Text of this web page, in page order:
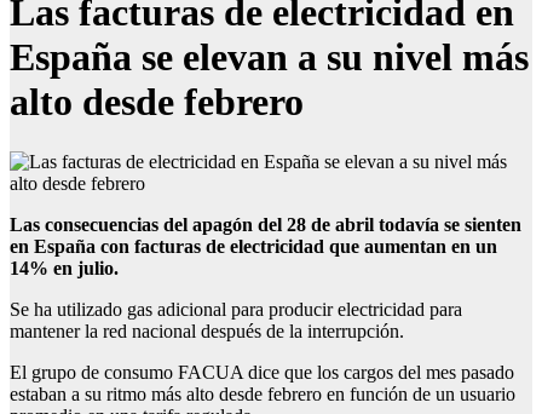
Las facturas de electricidad en
España se elevan a su nivel más
alto desde febrero
Las consecuencias del apagón del 28 de abril todavía se sienten
en España con facturas de electricidad que aumentan en un
14% en julio.
Se ha utilizado gas adicional para producir electricidad para
mantener la red nacional después de la interrupción.
El grupo de consumo FACUA dice que los cargos del mes pasado
estaban a su ritmo más alto desde febrero en función de un usuario